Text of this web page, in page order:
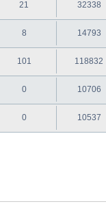
21 32338
8 14793
101 118832
0 10706
0 10537